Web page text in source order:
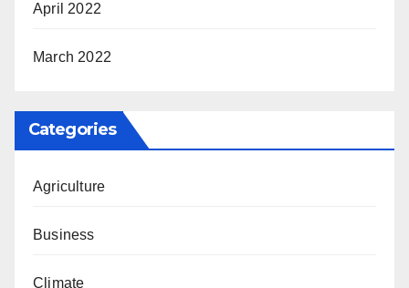
April 2022
March 2022
Categories
Agriculture
Business
Climate